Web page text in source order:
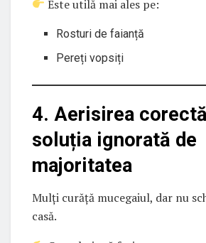
Este utilă mai ales pe:
Rosturi de faianță
Pereți vopsiți
4. Aerisirea
soluția ignorată de
majoritatea
Mulți curăță mucegaiul, dar nu
casă.